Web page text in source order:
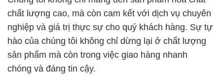
chóng và đáng tin cậy.
Đội ngũ nhân viên chuyên nghiệp và giàu kinh
nghiệm của chúng tôi luôn sẵn lòng tư vấn và giải
đáp mọi thắc mắc của quý khách hàng, đảm bảo họ
có đầy đủ thông tin và hỗ trợ cần thiết để thành